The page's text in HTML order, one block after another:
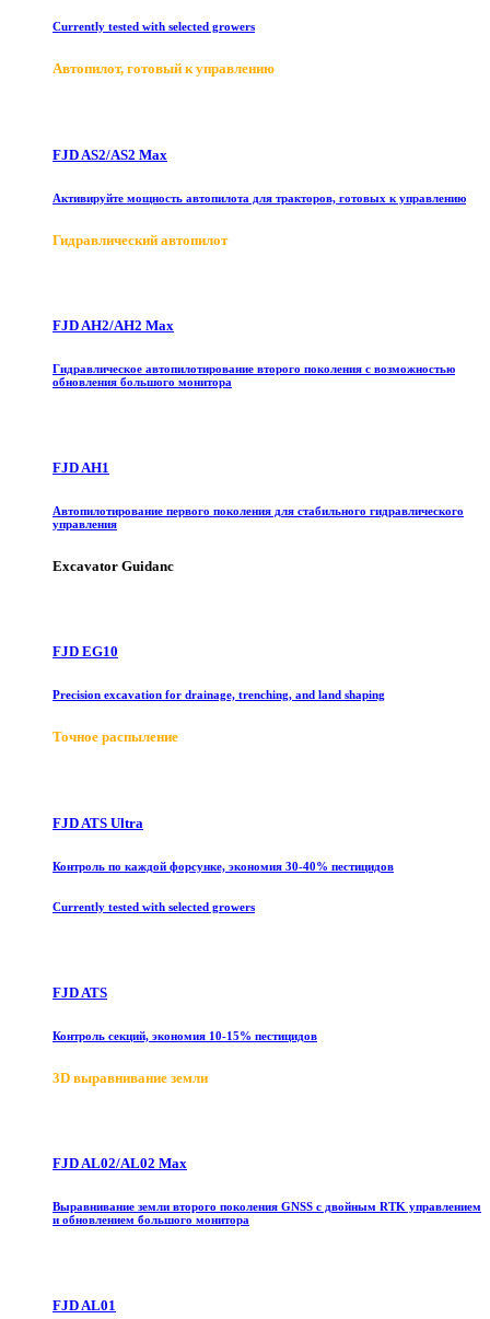
Currently tested with selected growers
Автопилот, готовый к управлению
FJD AS2/AS2 Max
Активируйте мощность автопилота для тракторов, готовых к управлению
Гидравлический автопилот
FJD AH2/AH2 Max
Гидравлическое автопилотирование второго поколения с возможностью
обновления большого монитора
FJD AH1
Автопилотирование первого поколения для стабильного гидравлического
управления
Excavator Guidanc
FJD EG10
Precision excavation for drainage, trenching, and land shaping
Точное распыление
FJD ATS Ultra
Контроль по каждой форсунке, экономия 30-40% пестицидов
Currently tested with selected growers
FJD ATS
Контроль секций, экономия 10-15% пестицидов
3D выравнивание земли
FJD AL02/AL02 Max
Выравнивание земли второго поколения GNSS с двойным RTK управлением
и обновлением большого монитора
FJD AL01